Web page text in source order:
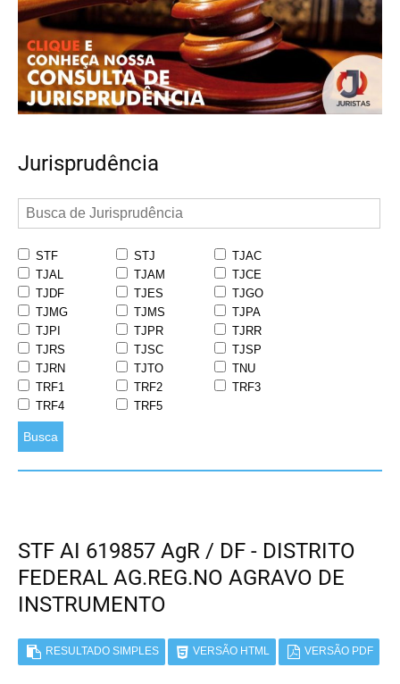
Jurisprudência
STF STJ
TJAC
TJAL
TJAM
TJCE
TJDF
TJES
TJGO
TJMG
TJMS
TJPA
TJPI
TJPR
TJRR
TJRS
TJSC
TJSP
TJRN
TJTO
TNU
TRF1
TRF2
TRF3
TRF4
TRF5
Busca
STF AI 619857 AgR / DF - DISTRITO
FEDERAL AG.REG.NO AGRAVO DE
INSTRUMENTO
RESULTADO SIMPLES VERSÃO HTML VERSÃO PDF